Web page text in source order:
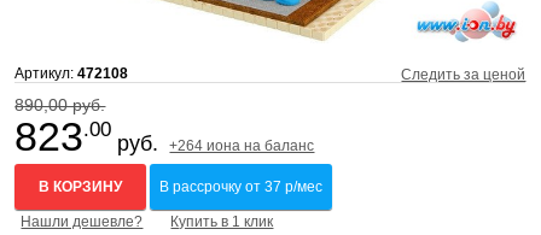
Артикул:472108 Следить за ценой
890,00 руб.
823.00
руб. +264 иона на баланс
В КОРЗИНУ В рассрочку от 37 р/мес
Нашли дешевле? Купить в 1 клик